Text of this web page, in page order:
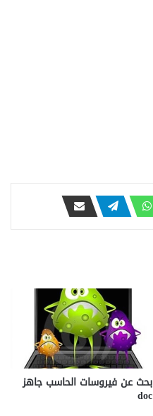
بحث عن فيروسات الحاسب جاهز
doc‎